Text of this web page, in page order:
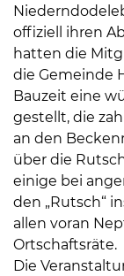
offiziell ihren
hatten die
die Gemeinde
Bauzeit eine
gestellt, die
an den
über die
einige bei
den „Rutsch“
allen voran
Ortschaftsräte.
Die